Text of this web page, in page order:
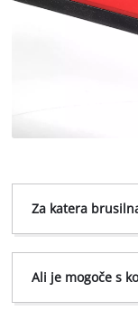
Za katera
Ali je mogoče s